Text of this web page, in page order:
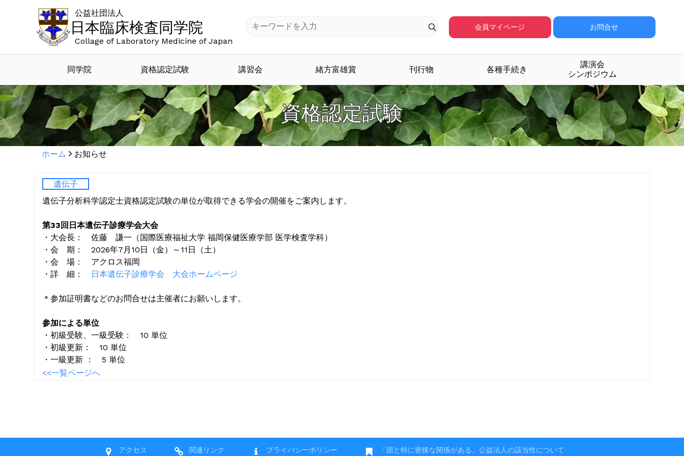
日本臨床検査同学院
公益社団法人
Collage of Laboratory Medicine of Japan
会員マイページ お問合せ
同学院 資格認定試験 講習会 緒方富雄賞 刊行物 各種手続き
講演会
シンポジウム
資格認定試験
ホーム お知らせ
遺伝子
遺伝子分析科学認定士資格認定試験の単位が取得できる学会の開催をご案内します。
第33 回日本遺伝子診療学会大会
・大会長： 佐藤 謙一（国際医療福祉大学 福岡保健医療学部 医学検査学科）
・会 期：2026年7月10日（金）～11日（土）
・会 場：
アクロス福岡
・詳 細： 日本遺伝子診療学会 大会ホームページ
＊参加証明書などのお問合せは主催者にお願いします。
参加による単位
・初級受験、一級受験： 10 単位
・初級更新： 10 単位
・一級更新 ： 5 単位
<<一覧ページへ
アクセス 関連リンク プライバシーポリシー 「国と特に密接な関係がある」公益法人の該当性について